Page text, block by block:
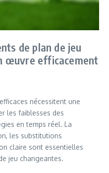
de plan de jeu
œuvre efficacement
nécessitent une
les faiblesses des
en temps réel. La
les substitutions
claire sont essentielles
jeu changeantes.